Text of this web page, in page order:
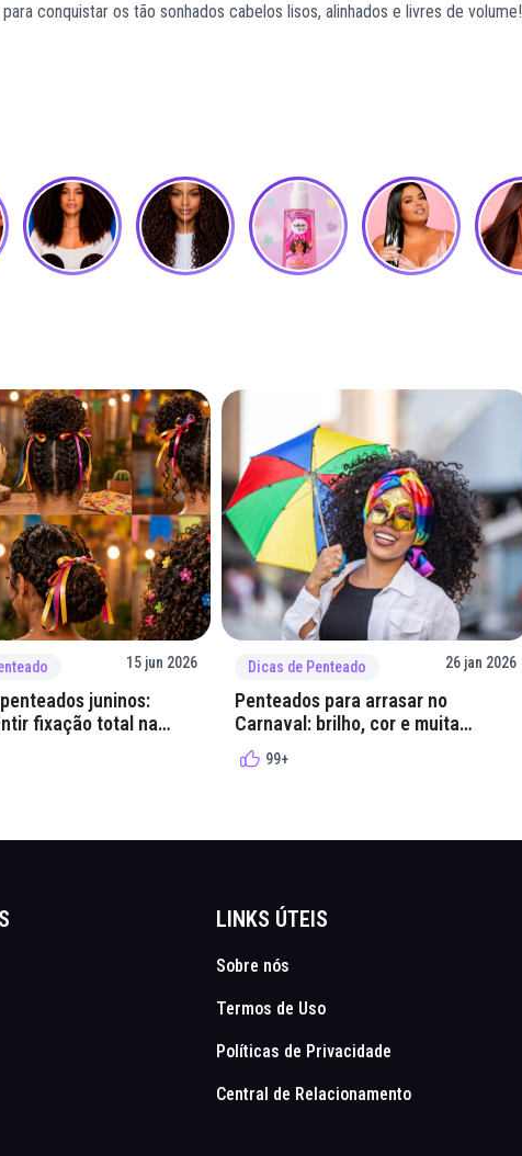
conquistar os tão sonhados cabelos lisos, alinhados e livres de volume!
15 jun 2026
juninos:
fixação total na
Dicas de Penteado 26 jan 2026
Penteados para arrasar no
Carnaval: brilho, cor e muita
criatividade
99+
LINKS ÚTEIS
Sobre nós
Termos de Uso
Políticas de Privacidade
Central de Relacionamento